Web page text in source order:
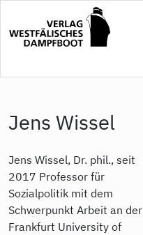
Inhalt
Jens Wissel
Jens Wissel, Dr. phil., seit
2017 Professor für
Sozialpolitik mit dem
Schwerpunkt Arbeit an der
Frankfurt University of